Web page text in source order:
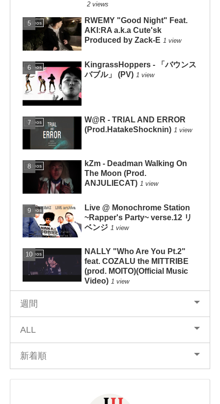
2 views
Videos
RWEMY "Good Night" Feat.
AKI:RA a.k.a Cute'sk
Produced by Zack-E 1 view
Videos
KingrassHoppers - 「バウンス
バブル」 (PV) 1 view
Videos
W@R - TRIAL AND ERROR
(Prod.HatakeShocknin) 1 view
Videos
kZm - Deadman Walking On
The Moon (Prod.
ANJULIECAT) 1 view
Videos
Live @ Monochrome Station
~Rapper's Party~ verse.12 リ
ベンジ 1 view
Videos
NALLY "Who Are You Pt.2"
feat. COZALU the MITTRIBE
(prod. MOITO)(Official Music
Video) 1 view
週間
ALL
新着順